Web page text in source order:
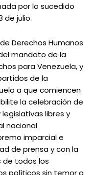
por lo sucedido
de julio.
Derechos Humanos
mandato de la
para Venezuela, y
de la
a que comiencen
la celebración de
libres y
nacional
imparcial e
de prensa y con la
de todos los
políticos sin temor a